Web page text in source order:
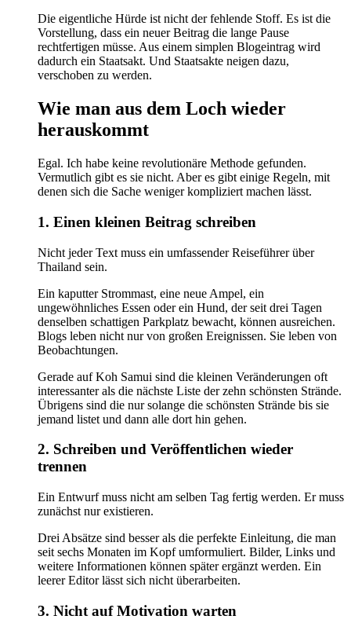
Die eigentliche Hürde ist nicht der fehlende Stoff. Es ist die
Vorstellung, dass ein neuer Beitrag die lange Pause
rechtfertigen müsse. Aus einem simplen Blogeintrag wird
dadurch ein Staatsakt. Und Staatsakte neigen dazu,
verschoben zu werden.
Wie man aus dem Loch wieder
herauskommt
Egal. Ich habe keine revolutionäre Methode gefunden.
Vermutlich gibt es sie nicht. Aber es gibt einige Regeln, mit
denen sich die Sache weniger kompliziert machen lässt.
1. Einen kleinen Beitrag schreiben
Nicht jeder Text muss ein umfassender Reiseführer über
Thailand sein.
Ein kaputter Strommast, eine neue Ampel, ein
ungewöhnliches Essen oder ein Hund, der seit drei Tagen
denselben schattigen Parkplatz bewacht, können ausreichen.
Blogs leben nicht nur von großen Ereignissen. Sie leben von
Beobachtungen.
Gerade auf Koh Samui sind die kleinen Veränderungen oft
interessanter als die nächste Liste der zehn schönsten Strände.
Übrigens sind die nur solange die schönsten Strände bis sie
jemand listet und dann alle dort hin gehen.
2. Schreiben und Veröffentlichen wieder
trennen
Ein Entwurf muss nicht am selben Tag fertig werden. Er muss
zunächst nur existieren.
Drei Absätze sind besser als die perfekte Einleitung, die man
seit sechs Monaten im Kopf umformuliert. Bilder, Links und
weitere Informationen können später ergänzt werden. Ein
leerer Editor lässt sich nicht überarbeiten.
3. Nicht auf Motivation warten